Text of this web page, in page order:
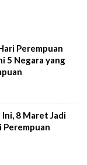
Perempuan
5 Negara yang
8 Maret Jadi
Perempuan